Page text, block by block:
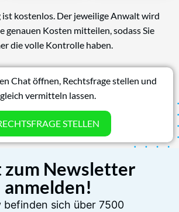
kostenlos. Der jeweilige Anwalt wird
genauen Kosten mitteilen, sodass Sie
die volle Kontrolle haben.
Chat öffnen, Rechtsfrage stellen und
gleich vermitteln lassen.
STELLEN
zum Newsletter
anmelden!
befinden sich über 7500